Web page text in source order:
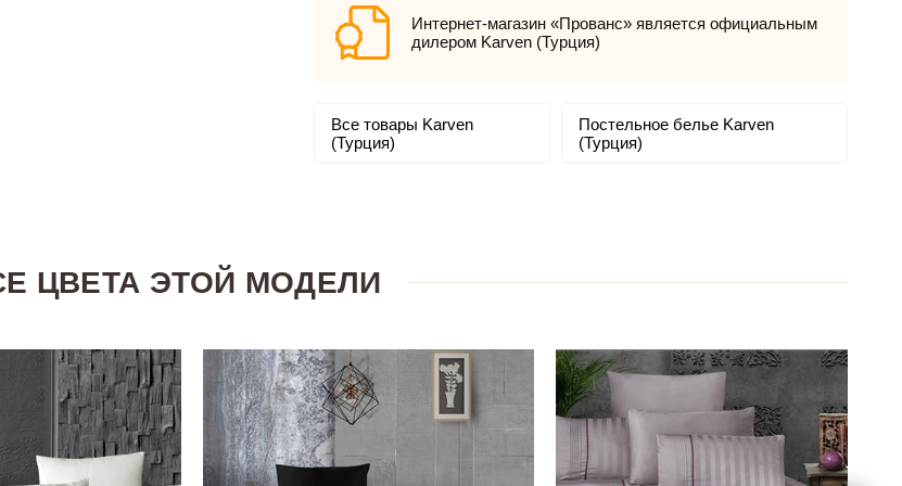
Интернет-магазин «Прованс» является официальным
дилером Karven (Турция)
Все товары Karven
(Турция)
Постельное белье Karven
(Турция)
ЦВЕТА ЭТОЙ МОДЕЛИ